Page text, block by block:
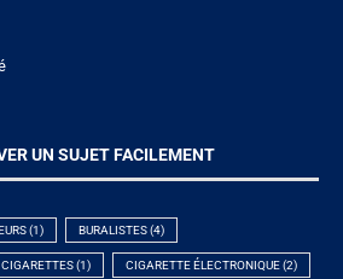
UN SUJET FACILEMENT
(1) BURALISTES(4)
CIGARETTES(1) CIGARETTE ÉLECTRONIQUE(2)